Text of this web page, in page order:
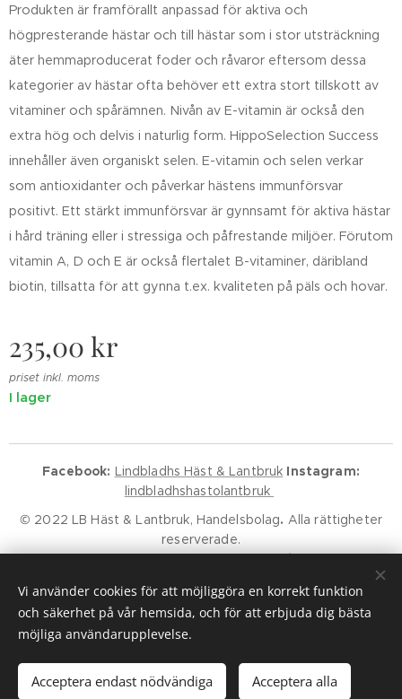
Produkten är framförallt anpassad för aktiva och
högpresterande hästar och till hästar som i stor utsträckning
äter hemmaproducerat foder och råvaror eftersom dessa
kategorier av hästar ofta behöver ett extra stort tillskott av
vitaminer och spårämnen. Nivån av E-vitamin är också den
extra hög och delvis i naturlig form. HippoSelection Success
innehåller även organiskt selen. E-vitamin och selen verkar
som antioxidanter och påverkar hästens immunförsvar
positivt. Ett stärkt immunförsvar är gynnsamt för aktiva hästar
i hård träning eller i stressiga och påfrestande miljöer. Förutom
vitamin A, D och E är också flertalet B-vitaminer, däribland
biotin, tillsatta för att gynna t.ex. kvaliteten på päls och hovar.
235,00 kr
priset inkl. moms
I lager
Lägg i kundvagnen
Facebook: Lindbladhs Häst & Lantbruk Instagram:
lindbladhshastolantbruk
© 2022 LB Häst & Lantbruk, Handelsbolag. Alla rättigheter
reserverade.
Godkänd för F-Skatt.Kundservice
Cookies
Vi använder cookies för att möjliggöra en korrekt funktion
och säkerhet på vår hemsida, och för att erbjuda dig bästa
möjliga användarupplevelse.
Acceptera endast nödvändiga Acceptera alla